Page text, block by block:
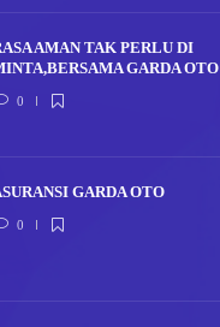
AMAN TAK PERLU DI
GARDA OTO
0
GARDA OTO
0